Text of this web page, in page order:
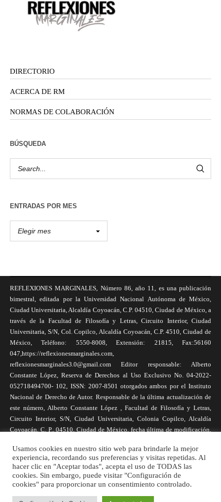
DIRECTORIO
ACERCA DE RM
NORMAS DE COLABORACIÓN
BÚSQUEDA
ENTRADAS POR MES
REFLEXIONES MARGINALES, Número 86, año 11, es una publicación
bimestral, editada por la Universidad Nacional Autónoma de México,
Ciudad Universitaria, Alcaldía Coyoacán, C.P. 04510, Ciudad de México, a
través de la Facultad de Filosofía y Letras, Circuito Interior, Ciudad
Universitaria, S/N, Col. Copilco, Alcaldía Coyoacán, C.P. 4510, Ciudad de
México, Teléfono: 5550-8008, Extensión: 21815, Fax:56160
047,https://reflexionesmarginales.com,
reflexionesmarginales3.0@gmail.com Editor responsable: Alberto
Constante López, Reserva de Derechos al Uso Exclusivo No. 04-2022-
052718494700- 102, ISSN: 2007-8501 otorgados ambos por el Instituto
Nacional de Derecho de Autor. Responsable de la última actualización de
este número, Alberto Constante López , Facultad de Filosofía y Letras,
Circuito Interior, S/N, Ciudad Universitaria, Colonia Copilco, Alcaldía
Coyoacán, C. P., 04510, Ciudad de México, fecha última de modificación,
necesariamente reflejan la postura de la revista, ni de Universidad Nacional
Autónoma de México. Los autores son responsables de los contenidos de
sus artículos. Se autoriza la reproducción total o parcial de los textos aquí
publicados siempre y cuando se cite la fuente completa y la dirección
electrónica de la publicación.
Usamos cookies en nuestro sitio web para brindarle la mejor
experiencia, recordando sus preferencias y visitas repetidas. Al
hacer clic en "Aceptar todas", acepta el uso de TODAS las
cookies. Sin embargo, puede visitar "Configuración de
cookies" para proporcionar un consentimiento controlado.